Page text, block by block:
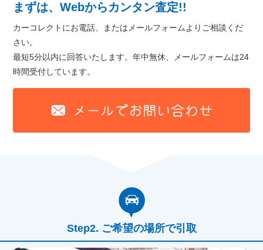
まずは、Webからカンタン査定!!
カーコレクトにお電話、またはメールフォームよりご相談くだ
さい。
最短5分以内に回答いたします。年中無休、メールフォームは24
時間受付しています。
ご希望の場所で引取